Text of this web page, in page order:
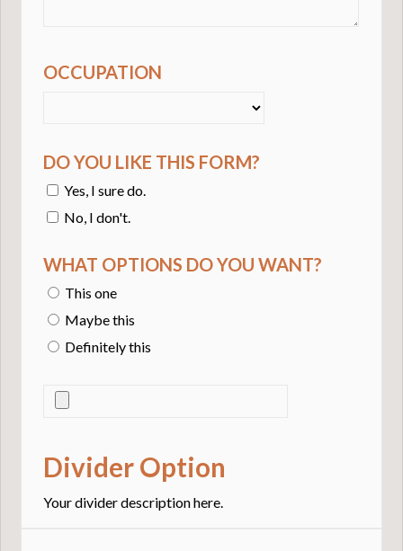
OCCUPATION
DO YOU LIKE THIS FORM?
Yes, I sure do.
No, I don't.
WHAT OPTIONS DO YOU WANT?
This one
Maybe this
Definitely this
Divider Option
Your divider description here.